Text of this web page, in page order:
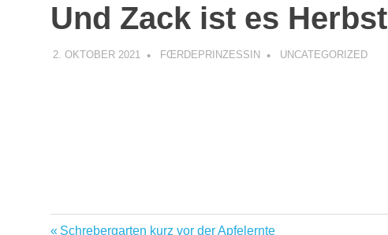
Und Zack ist es Herbst
2. OKTOBER 2021 FŒRDEPRINZESSIN UNCATEGORIZED
Vorheriger
Schrebergarten kurz vor der Apfelernte